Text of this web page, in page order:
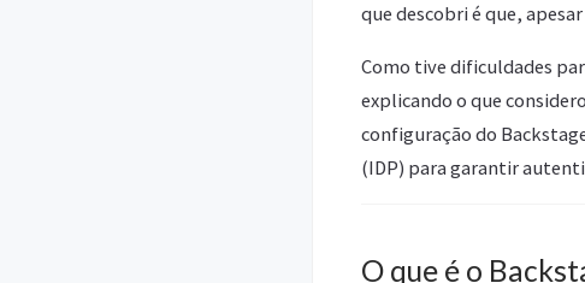
que descobri é que,
Como tive dificuldades
explicando o que
configuração do
(IDP) para garantir
O que é o